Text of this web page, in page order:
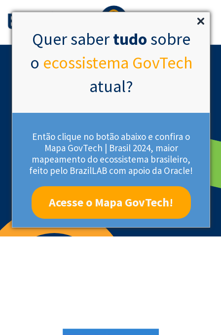
Quer sabertudo sobre
o ecossistema GovTech
atual?
Então clique no botão abaixo e confira o
Mapa GovTech | Brasil 2024, maior
mapeamento do ecossistema brasileiro,
feito pelo BrazilLAB com apoio da Oracle!
Acesse o Mapa GovTech!
Startup Acelerada